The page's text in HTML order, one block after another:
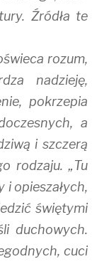
Źródła te
rozum,
nadzieję,
pokrzepia
a
i szczerą
rodzaju. „Tu
i opieszałych,
świętymi
duchowych.
cuci